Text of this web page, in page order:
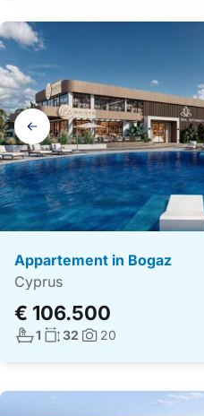
Galerij
navigatie
Appartement in Bogaz
Cyprus
€ 106.500
Aantal badkamers:
1 Woonoppervlakte:
32 Foto's:
20